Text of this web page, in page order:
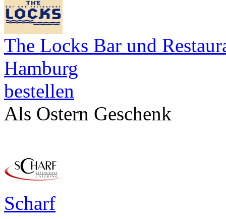
The Locks Bar und
Hamburg
bestellen
Als Ostern Geschenk
Scharf